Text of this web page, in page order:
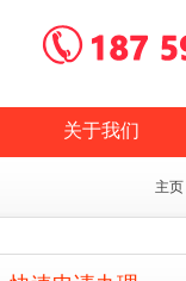
关于我们
主页